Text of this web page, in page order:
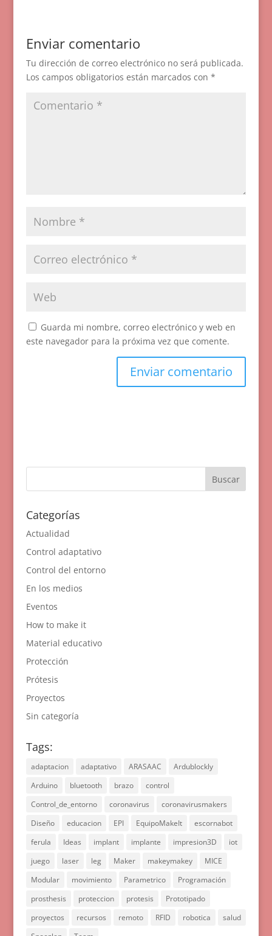
Enviar comentario
Tu dirección de correo electrónico no será publicada.
Los campos obligatorios están marcados con *
Guarda mi nombre, correo electrónico y web en
este navegador para la próxima vez que comente.
Categorías
Actualidad
Control adaptativo
Control del entorno
En los medios
Eventos
How to make it
Material educativo
Protección
Prótesis
Proyectos
Sin categoría
Tags:
adaptacion adaptativo ARASAAC
Ardublockly
Arduino
bluetooth brazo
control
Control_de_entorno
coronavirus
coronavirusmakers
Diseño
educacion EPI EquipoMakeIt
escornabot
ferula
Ideas implant implante impresion3D
iot
juego
laser leg Maker makeymakey
MICE
Modular
movimiento Parametrico
Programación
prosthesis
proteccion protesis
Prototipado
proyectos
recursos remoto RFID robotica
salud